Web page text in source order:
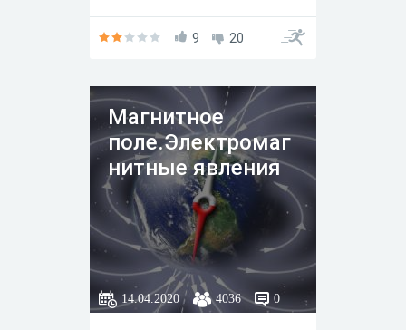
9
20
Магнитное
поле.Электромаг
нитные явления
14.04.2020 4036 0